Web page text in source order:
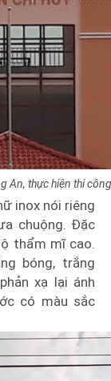
An, thực hiện thi
inox nói riêng
chuộng. Đặc
thẩm mĩ cao.
bóng, trắng
xạ lại ánh
có màu sắc